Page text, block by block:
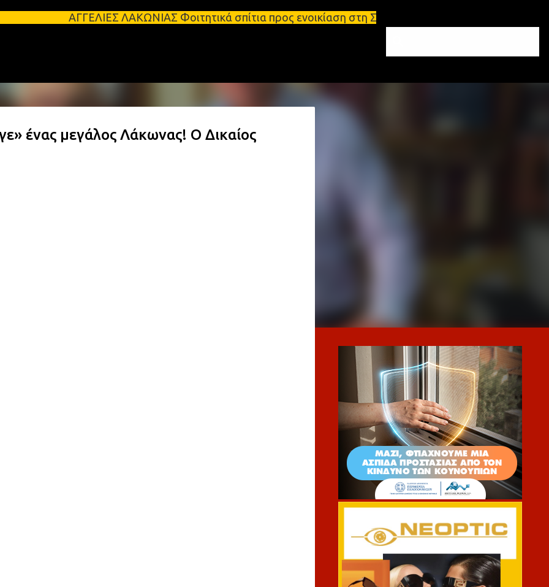
Μετάβαση στο κύριο περιεχόμενο
ΛΑΚΩΝΙΑΣ Φοιτητικά σπίτια προς ενοικίαση στη Σπάρτη Ενοικιάσεις διαμερισμάτων Σπάρτη
ένας μεγάλος Λάκωνας! Ο Δικαίος